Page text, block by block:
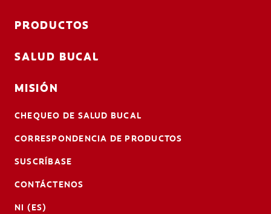
PRODUCTOS
SALUD BUCAL
MISIÓN
CHEQUEO DE SALUD BUCAL
CORRESPONDENCIA DE PRODUCTOS
SUSCRÍBASE
CONTÁCTENOS
NI (ES)